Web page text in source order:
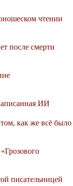
чтении
после смерти
ИИ
как же всё было
писательницей